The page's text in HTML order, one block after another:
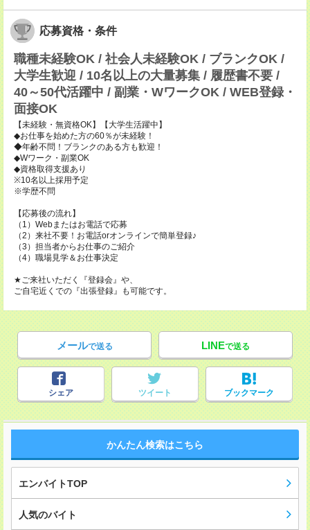
応募資格・条件
職種未経験OK / 社会人未経験OK / ブランクOK /
大学生歓迎 / 10名以上の大量募集 / 履歴書不要 /
40～50代活躍中 / 副業・WワークOK / WEB登録・
面接OK
【未経験・無資格OK】【大学生活躍中】
◆お仕事を始めた方の60％が未経験！
◆年齢不問！ブランクのある方も歓迎！
◆Wワーク・副業OK
◆資格取得支援あり
※10名以上採用予定
※学歴不問
【応募後の流れ】
（1）Webまたはお電話で応募
（2）来社不要！お電話orオンラインで簡単登録♪
（3）担当者からお仕事のご紹介
（4）職場見学＆お仕事決定
★ご来社いただく『登録会』や、
ご自宅近くでの『出張登録』も可能です。
メールで送る LINEで送る
シェア ツイート ブックマーク
かんたん検索はこちら
エンバイトTOP
人気のバイト